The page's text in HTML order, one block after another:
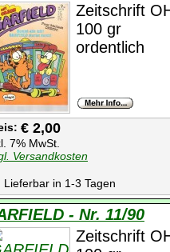
Zeitschrift
100 gr
ordentlich
€ 2,00
7% MwSt.
Versandkosten
Lieferbar in 1-3 Tagen
- Nr. 11/90
Zeitschrift